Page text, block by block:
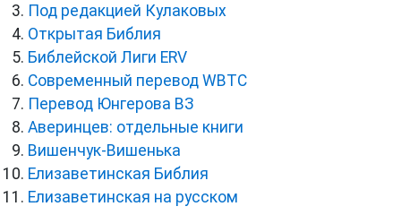
Под редакцией Кулаковых
Открытая Библия
Библейской Лиги ERV
Cовременный перевод WBTC
Перевод Юнгерова ВЗ
Аверинцев: отдельные книги
Вишенчук-Вишенька
Елизаветинская Библия
Елизаветинская на русском